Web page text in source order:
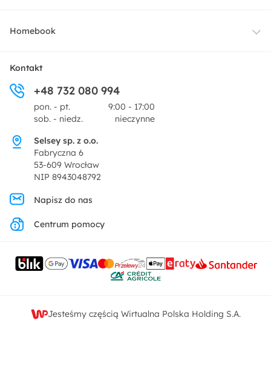
Dekoracje i akcesoria
Promocje
Dostawa
Zwroty
Pytania i odpowiedzi
Homebook
O nas
Centrum prasowe
Regulamin
Polityka prywatności
Ustawienia prywatności
Kontakt
Kontakt
+48 732 080 994
pon. - pt.
9:00 - 17:00
sob. - niedz.
nieczynne
Selsey sp. z o.o.
Fabryczna 6
53-609 Wrocław
NIP 8943048792
Napisz do nas
Centrum pomocy
Jesteśmy częścią Wirtualna Polska Holding S.A.